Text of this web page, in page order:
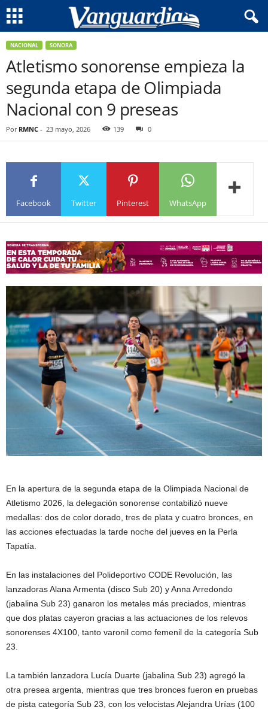
NACIONAL SONORA
Atletismo sonorense empieza la
segunda etapa de Olimpiada
Nacional con 9 preseas
Por RMNC - 23 mayo, 2026 139 0
Facebook Twitter Pinterest WhatsApp
En la apertura de la segunda etapa de la Olimpiada Nacional de
Atletismo 2026, la delegación sonorense contabilizó nueve
medallas: dos de color dorado, tres de plata y cuatro bronces, en
las acciones efectuadas la tarde noche del jueves en la Perla
Tapatía.
En las instalaciones del Polideportivo CODE Revolución, las
lanzadoras Alana Armenta (disco Sub 20) y Anna Arredondo
(jabalina Sub 23) ganaron los metales más preciados, mientras
que dos platas cayeron gracias a las actuaciones de los relevos
sonorenses 4X100, tanto varonil como femenil de la categoría Sub
23.
La también lanzadora Lucía Duarte (jabalina Sub 23) agregó la
otra presea argenta, mientras que tres bronces fueron en pruebas
de pista categoría Sub 23, con los velocistas Alejandra Urías (100